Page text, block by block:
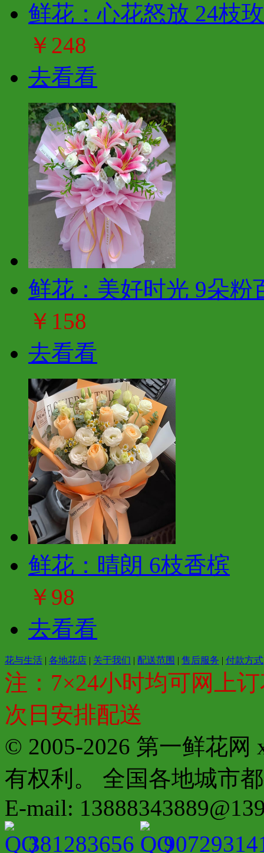
鲜花：心花怒放 24枝
￥248
去看看
鲜花：美好时光 9朵粉
￥158
去看看
鲜花：晴朗 6枝香槟
￥98
去看看
花与生活 | 各地花店 | 关于我们 | 配送范围 | 售后服务 | 付款方式
注：7×24小时均可网上
次日安排配送
© 2005-2026 第一鲜花网
有权利。 全国各地城市
E-mail:
381283656